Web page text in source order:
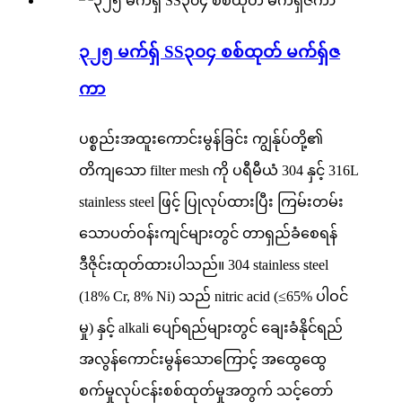
၃၂၅ မက်ရှ် SS၃၀၄ စစ်ထုတ် မက်ရှ်ဇ
ကာ
ပစ္စည်းအထူးကောင်းမွန်ခြင်း ကျွန်ုပ်တို့၏
တိကျသော filter mesh ကို ပရီမီယံ 304 နှင့် 316L
stainless steel ဖြင့် ပြုလုပ်ထားပြီး ကြမ်းတမ်း
သောပတ်ဝန်းကျင်များတွင် တာရှည်ခံစေရန်
ဒီဇိုင်းထုတ်ထားပါသည်။ 304 stainless steel
(18% Cr, 8% Ni) သည် nitric acid (≤65% ပါဝင်
မှု) နှင့် alkali ပျော်ရည်များတွင် ချေးခံနိုင်ရည်
အလွန်ကောင်းမွန်သောကြောင့် အထွေထွေ
စက်မှုလုပ်ငန်းစစ်ထုတ်မှုအတွက် သင့်တော်